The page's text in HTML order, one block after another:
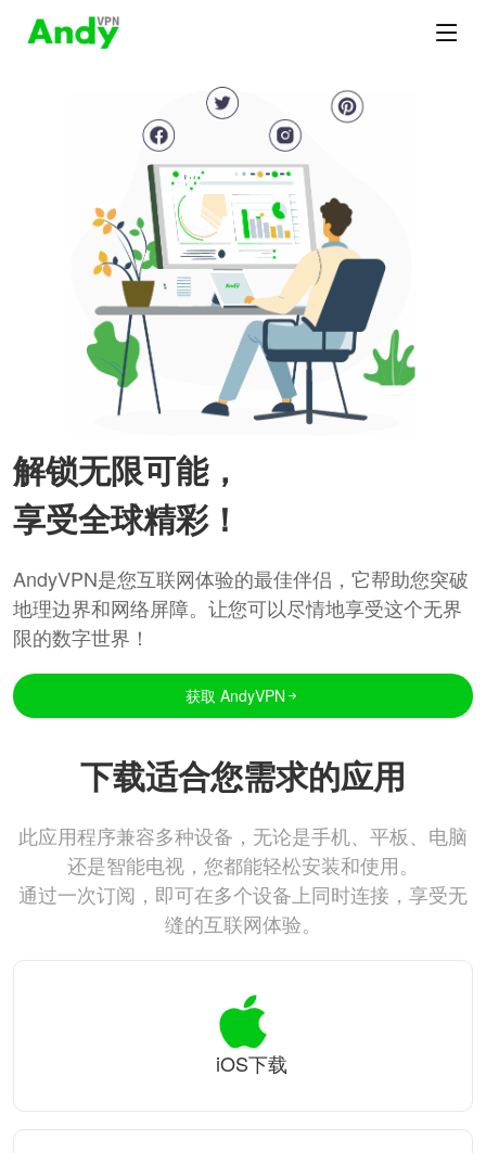
解锁无限可能，
享受全球精彩！
AndyVPN是您互联网体验的最佳伴侣，它帮助您突破
地理边界和网络屏障。让您可以尽情地享受这个无界
限的数字世界！
获取 AndyVPN
下载适合您需求的应用
此应用程序兼容多种设备，无论是手机、平板、电脑
还是智能电视，您都能轻松安装和使用。
通过一次订阅，即可在多个设备上同时连接，享受无
缝的互联网体验。
iOS下载